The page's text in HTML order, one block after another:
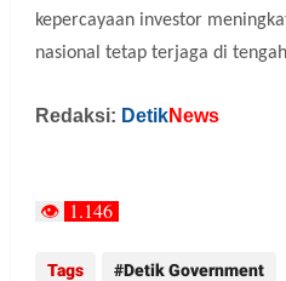
kepercayaan investor
nasional tetap terjaga di
Redaksi: DetikNews
👁 1.146
Tags Detik Government